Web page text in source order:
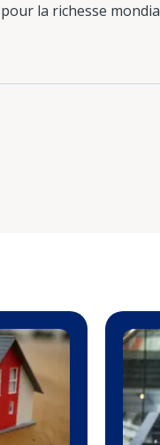
la richesse